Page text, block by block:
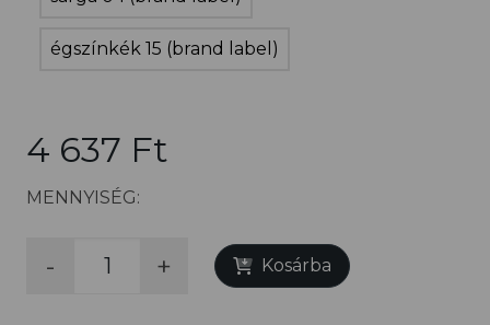
égszínkék 15 (brand label)
4 637 Ft
MENNYISÉG:
- + Kosárba